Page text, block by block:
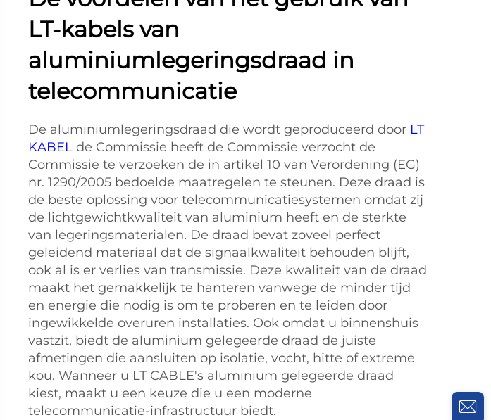
LT-kabels van
aluminiumlegeringsdraad in
telecommunicatie
De aluminiumlegeringsdraad die wordt geproduceerd door LT
KABEL de Commissie heeft de Commissie verzocht de
Commissie te verzoeken de in artikel 10 van Verordening (EG)
nr. 1290/2005 bedoelde maatregelen te steunen. Deze draad is
de beste oplossing voor telecommunicatiesystemen omdat zij
de lichtgewichtkwaliteit van aluminium heeft en de sterkte
van legeringsmaterialen. De draad bevat zoveel perfect
geleidend materiaal dat de signaalkwaliteit behouden blijft,
ook al is er verlies van transmissie. Deze kwaliteit van de draad
maakt het gemakkelijk te hanteren vanwege de minder tijd
en energie die nodig is om te proberen en te leiden door
ingewikkelde overuren installaties. Ook omdat u binnenshuis
vastzit, biedt de aluminium gelegeerde draad de juiste
afmetingen die aansluiten op isolatie, vocht, hitte of extreme
kou. Wanneer u LT CABLE's aluminium gelegeerde draad
kiest, maakt u een keuze die u een moderne
telecommunicatie-infrastructuur biedt.